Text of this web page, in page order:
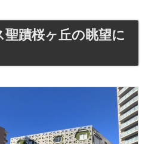
蹟桜ヶ丘の眺望に